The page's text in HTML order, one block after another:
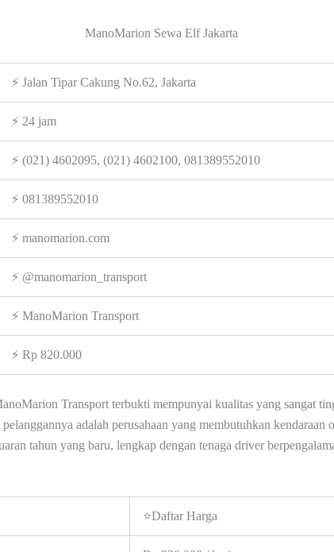
ManoMarion Sewa Elf Jakarta
⚡ Jalan Tipar Cakung No.62, Jakarta
⚡ 24 jam
⚡ (021) 4602095, (021) 4602100, 081389552010
⚡ 081389552010
⚡ manomarion.com
⚡ @manomarion_transport
⚡ ManoMarion Transport
⚡ Rp 820.000
Transport terbukti mempunyai kualitas yang sangat
adalah perusahaan yang membutuhkan kendaraan
tahun yang baru, lengkap dengan tenaga driver
⭐Daftar Harga